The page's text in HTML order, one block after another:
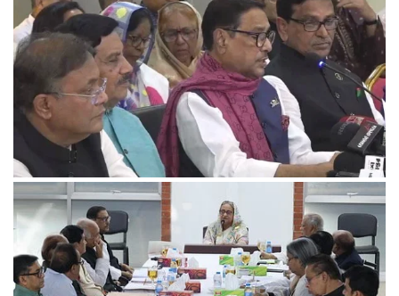
মনোনয়ন পেলেননা আওয়ামী লীগের ৭১ সংসদ সদস্য